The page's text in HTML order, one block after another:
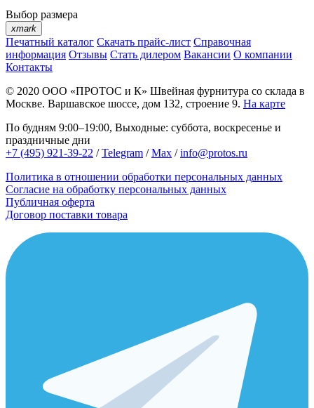
Выбор размера
xmark
Печатный каталог Скачать прайс-лист Справочная
информация Отзывы Стать дилером Вакансии О компании
Контакты
© 2020 ООО «ПРОТОС и К» Швейная фурнитура со склада в
Москве. Варшавское шоссе, дом 132, строение 9. На карте
По будням 9:00–19:00, Выходные: суббота, воскресенье и
праздничные дни
+7 (495) 921-39-22 /Telegram /Max /info@protos.ru
Политика в отношении обработки персональных данных
Согласие на обработку персональных данных
Публичная оферта
Договор поставки товара